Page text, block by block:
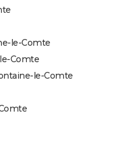
le-Comte
Comte
le-Comte